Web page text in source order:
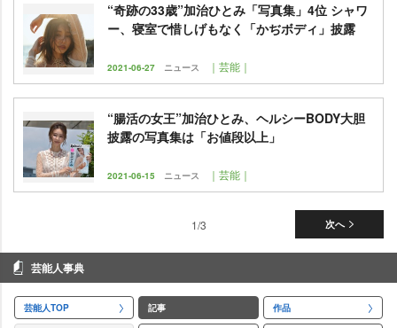
“奇跡の33歳”加治ひとみ「写真集」4位 シャワ
ー、寝室で惜しげもなく「かぢボディ」披露
2021-06-27 ニュース ｜芸能｜
“腸活の女王”加治ひとみ、ヘルシーBODY大胆
披露の写真集は「お値段以上」
2021-06-15 ニュース ｜芸能｜
次へ
1/3
芸能人事典
芸能人TOP 記事 作品